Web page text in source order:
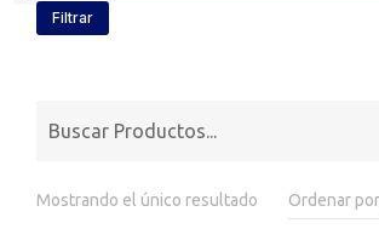
Filtrar
Mostrando el único resultado